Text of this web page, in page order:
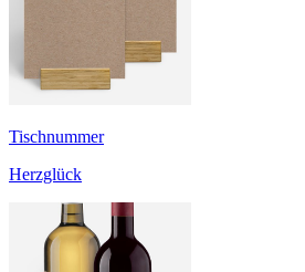
Tischnummer
Herzglück